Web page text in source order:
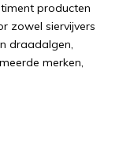
producten
zowel siervijvers
draadalgen,
merken,